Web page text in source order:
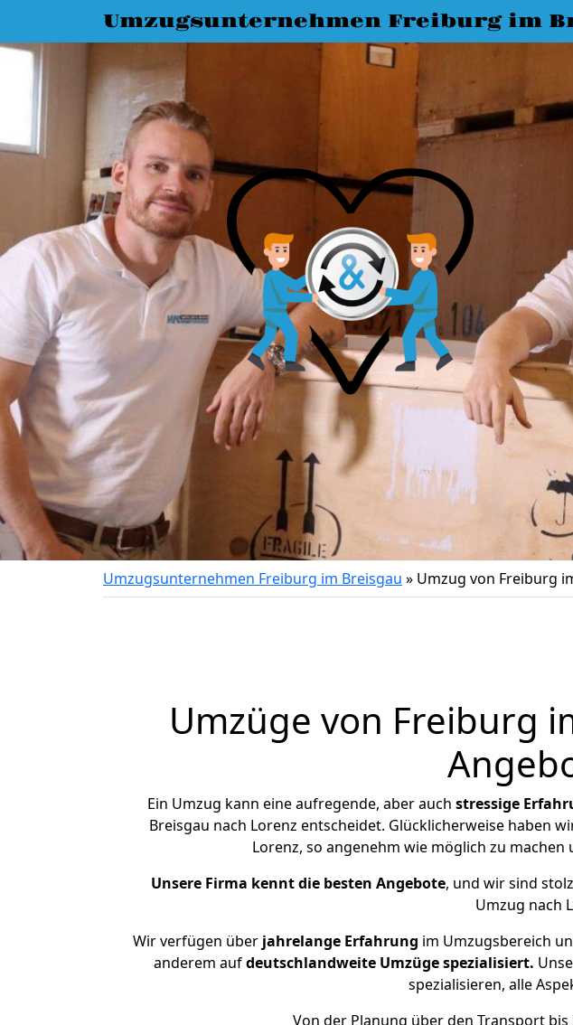
Umzugsunternehmen Freiburg im
Umzugsunternehmen Freiburg im Breisgau » Umzug von Freiburg
Umzüge von Freiburg
Ein Umzug kann eine aufregende, aber auch stressige
Breisgau nach Lorenz entscheidet. Glücklicherweise haben
Lorenz, so angenehm wie möglich zu machen
Unsere Firma kennt die besten Angebote, und wir sind
Umzug nach
Wir verfügen über jahrelange Erfahrung im Umzugsbereich
anderem aufdeutschlandweite Umzüge spezialisiert.
spezialisieren, alle
Von der Planung über den Transport